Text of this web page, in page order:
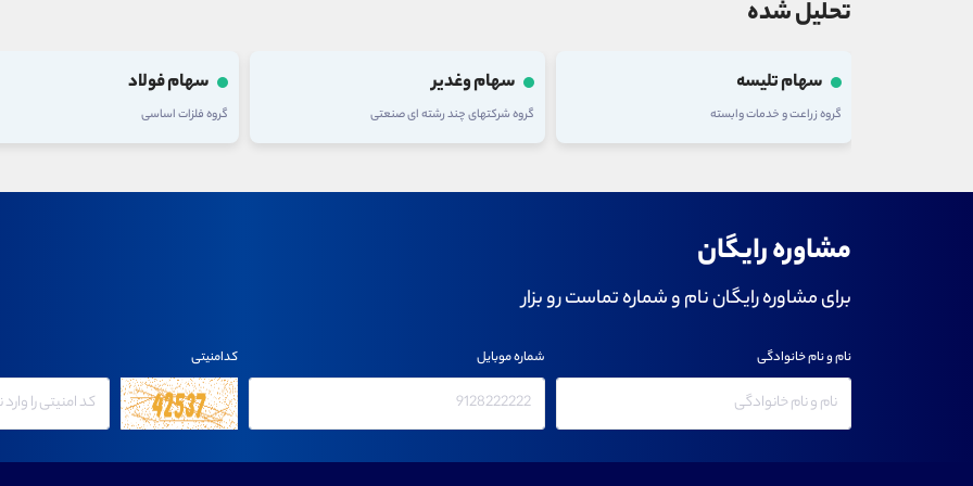
تحلیل شده
سهام وغدیر
گروه شرکتهای چند رشته ای صنعتی
سهام فولاد
گروه فلزات اساسی
سهام فاسمین
گروه فلزات اساسی
مشاوره رایگان
برای مشاوره رایگان نام و شماره تماست رو بزار
نام و نام خانوادگی شماره موبایل کدامنیتی